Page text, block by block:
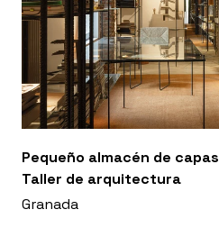
Pequeño almacén de
Taller de arquitectura
Granada